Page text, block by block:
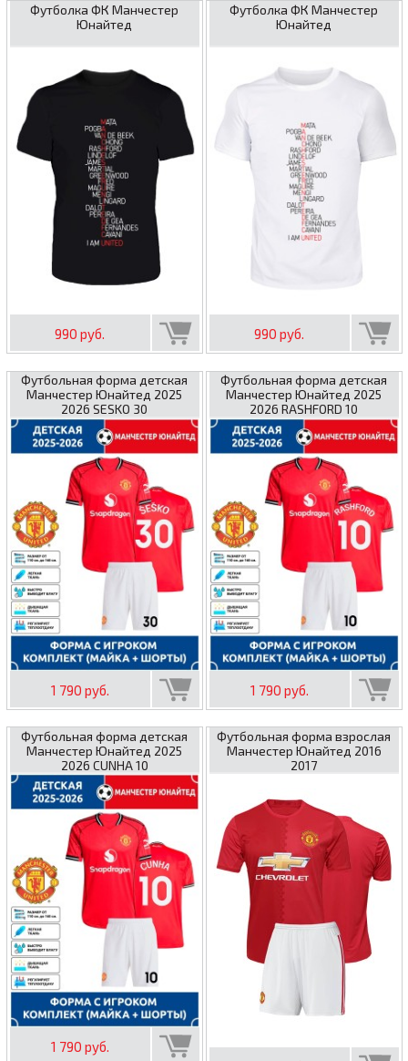
Футболка ФК Манчестер
Юнайтед
990 руб.
Футболка ФК Манчестер
Юнайтед
990 руб.
Футбольная форма детская
Манчестер Юнайтед 2025
2026 SESKO 30
1 790 руб.
Футбольная форма детская
Манчестер Юнайтед 2025
2026 RASHFORD 10
1 790 руб.
Футбольная форма детская
Манчестер Юнайтед 2025
2026 CUNHA 10
1 790 руб.
Футбольная форма взрослая
Манчестер Юнайтед 2016
2017